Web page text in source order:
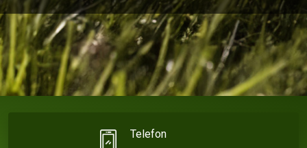
Telefon